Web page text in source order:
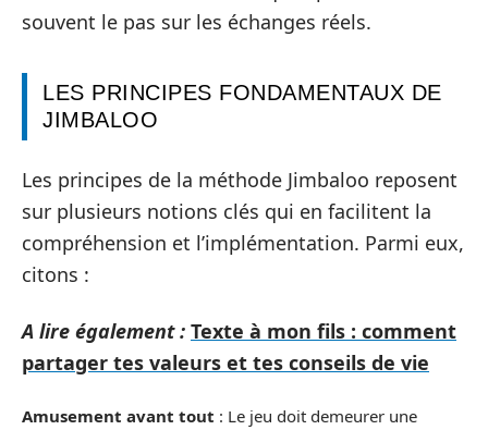
souvent le pas sur les échanges réels.
LES PRINCIPES FONDAMENTAUX DE
JIMBALOO
Les principes de la méthode Jimbaloo reposent
sur plusieurs notions clés qui en facilitent la
compréhension et l’implémentation. Parmi eux,
citons :
A lire également : Texte à mon fils : comment
partager tes valeurs et tes conseils de vie
Amusement avant tout : Le jeu doit demeurer une